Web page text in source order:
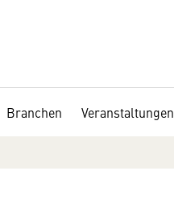
Branchen Veranstaltungen